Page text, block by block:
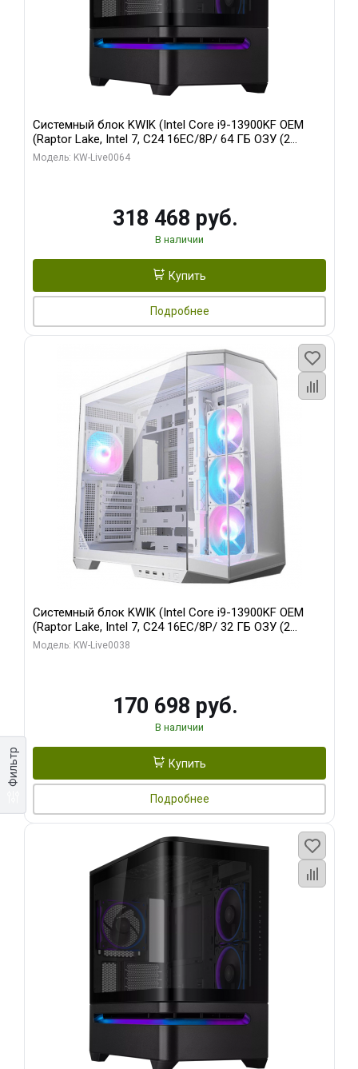
Фильтр
Системный блок KWIK (Intel Core i9-13900KF OEM
(Raptor Lake, Intel 7, C24 16EC/8P/ 64 ГБ ОЗУ (2
модуля)/ ASUS RTX5080 PROART OC 16GB GDDR7
Модель: KW-Live0064
318 468 руб.
В наличии
Купить
Подробнее
Системный блок KWIK (Intel Core i9-13900KF OEM
(Raptor Lake, Intel 7, C24 16EC/8P/ 32 ГБ ОЗУ (2
модуля)/ Gigabyte RX9070XT GAMING OC 16GB GDDR6
Модель: KW-Live0038
170 698 руб.
В наличии
Купить
Подробнее